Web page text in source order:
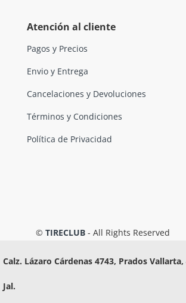
Atención al cliente
Pagos y Precios
Envio y Entrega
Cancelaciones y Devoluciones
Términos y Condiciones
Política de Privacidad
© TIRECLUB - All Rights Reserved
Calz. Lázaro Cárdenas 4743, Prados Vallarta,
Jal.